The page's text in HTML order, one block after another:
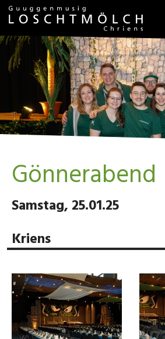
Gönnerabend
Samstag, 25.01.25
Kriens